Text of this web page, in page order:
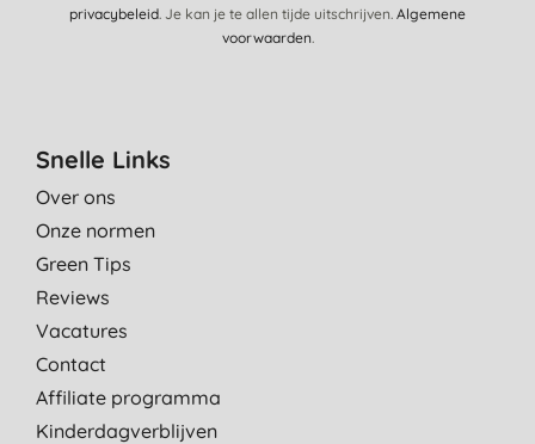
M. V., Veenendaal
Heb tot nu toe altijd cortisone-crèmes gebruikt, maar deze
crème is een revelatie!
Na drie maal gebruiken was de eczema al weg. Ik zou het aan
iedereen aanbevelen!
De crème die voor mij het beste werkt tegen mijn
eczeemklachten. Veel geprobeerd, maar deze crème maakt de
privacybeleid. Je kan je te allen tijde uitschrijven. Algemene
voorwaarden.
Snelle Links
Over ons
Onze normen
Green Tips
Reviews
Vacatures
Contact
Affiliate programma
Kinderdagverblijven